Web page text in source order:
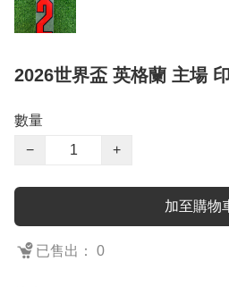
2026世界盃 英格蘭 主場
數量
−
+
加至購物
已售出： 0